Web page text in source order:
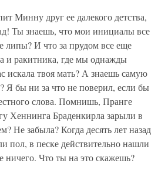
Минну друг ее далекого детства,
Ты знаешь, что мои инициалы все
липы? И что за прудом все еще
и ракитника, где мы однажды
искала твоя мать? А знаешь самую
Я бы ни за что не поверил, если бы
слова. Помнишь, Пранге
Хеннинга Браденкирла зарыли в
Не забыла? Когда десять лет назад
пол, в песке действительно нашли
ничего. Что ты на это скажешь?